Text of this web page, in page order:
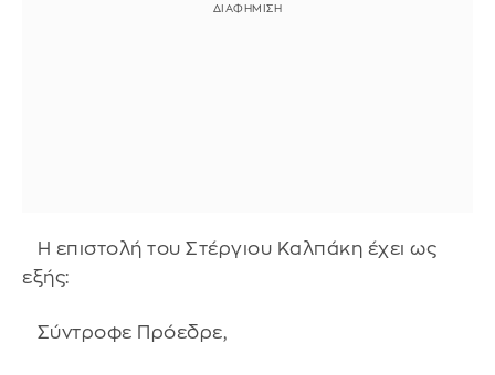
Η επιστολή του Στέργιου Καλπάκη έχει ως
εξής:
Σύντροφε Πρόεδρε,